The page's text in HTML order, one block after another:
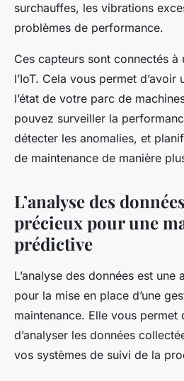
surchauffes, les vibrations
problèmes de performance.
Ces capteurs sont connectés à
l’IoT. Cela vous permet d’avoir
l’état de votre parc de
pouvez surveiller la
détecter les anomalies, et
de maintenance de manière
L’analyse des
précieux pour une
prédictive
L’analyse des données est
pour la mise en place d’une
maintenance. Elle vous permet
d’analyser les données
vos systèmes de suivi de la